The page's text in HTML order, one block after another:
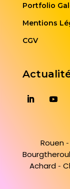
Portfolio
Mentions
CGV
Rouen-
Achard-